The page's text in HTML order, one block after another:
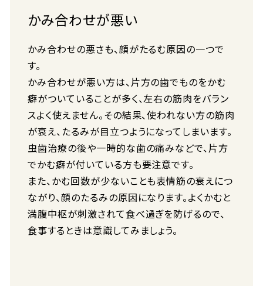
かみ合わせが悪い
かみ合わせの悪さも、顔がたるむ原因の一つで
す。
かみ合わせが悪い方は、片方の歯でものをかむ
癖がついていることが多く、左右の筋肉をバラン
スよく使えません。その結果、使われない方の筋肉
が衰え、たるみが目立つようになってしまいます。
虫歯治療の後や一時的な歯の痛みなどで、片方
でかむ癖が付いている方も要注意です。
また、かむ回数が少ないことも表情筋の衰えにつ
ながり、顔のたるみの原因になります。よくかむと
満腹中枢が刺激されて食べ過ぎを防げるので、
食事するときは意識してみましょう。